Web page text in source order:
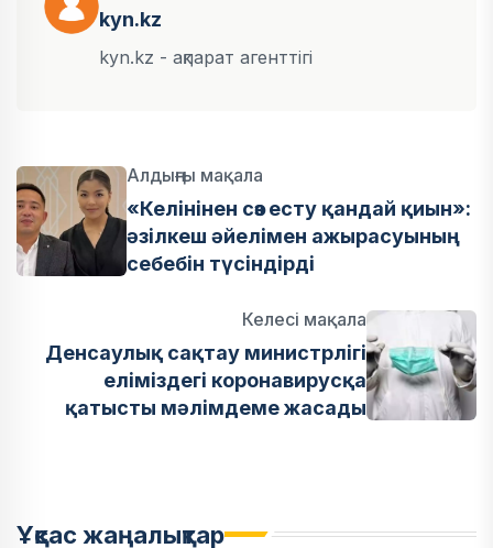
kyn.kz
kyn.kz - ақпарат агенттігі
Алдыңғы мақала
«Келінінен сөз есту қандай қиын»:
әзілкеш әйелімен ажырасуының
себебін түсіндірді
Келесі мақала
Денсаулық сақтау министрлігі
еліміздегі коронавирусқа
қатысты мәлімдеме жасады
Ұқсас жаңалықтар